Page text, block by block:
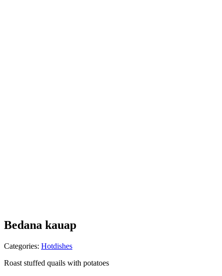
Bedana kauap
Categories: Hotdishes
Roast stuffed quails with potatoes